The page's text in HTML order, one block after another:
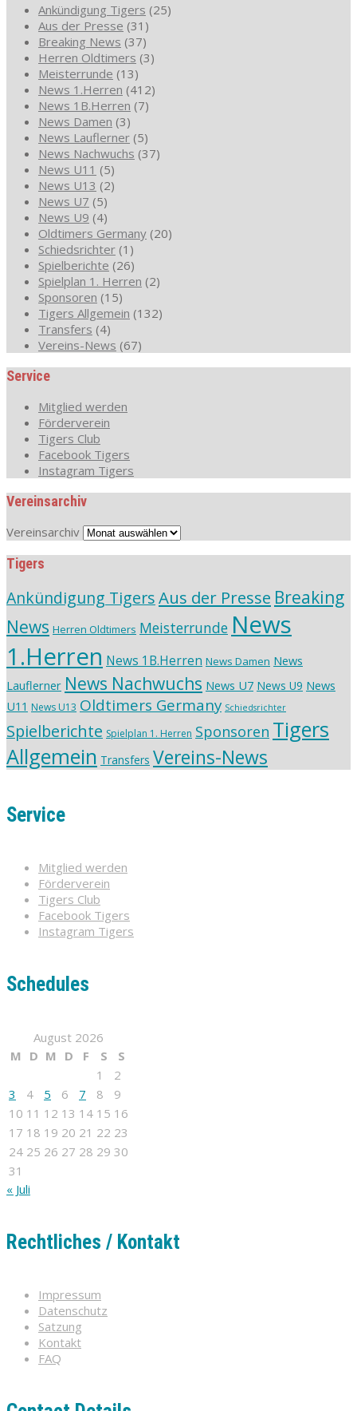
Ankündigung Tigers (25)
Aus der Presse (31)
Breaking News (37)
Herren Oldtimers (3)
Meisterrunde (13)
News 1.Herren (412)
News 1B.Herren (7)
News Damen (3)
News Lauflerner (5)
News Nachwuchs (37)
News U11 (5)
News U13 (2)
News U7 (5)
News U9 (4)
Oldtimers Germany (20)
Schiedsrichter (1)
Spielberichte (26)
Spielplan 1. Herren (2)
Sponsoren (15)
Tigers Allgemein (132)
Transfers (4)
Vereins-News (67)
Service
Mitglied werden
Förderverein
Tigers Club
Facebook Tigers
Instagram Tigers
Vereinsarchiv
Vereinsarchiv
Tigers
Ankündigung TigersAus der Presse Breaking
News Herren Oldtimers Meisterrunde News
1.Herren News 1B.Herren News Damen News
Lauflerner News Nachwuchs News U7 News U9 News
U11 News U13 Oldtimers Germany Schiedsrichter
Spielberichte Spielplan 1. Herren Sponsoren Tigers
Allgemein Transfers Vereins-News
Service
Mitglied werden
Förderverein
Tigers Club
Facebook Tigers
Instagram Tigers
Schedules
August 2026
M D M D F S
S
1
2
3
4 5 6 7 8
9
10 11 12 13 14 15 16
17 18 19 20 21 22 23
24 25 26 27 28 29 30
31
« Juli
Rechtliches / Kontakt
Impressum
Datenschutz
Satzung
Kontakt
FAQ